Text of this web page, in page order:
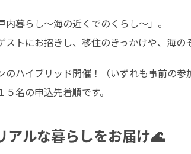
暮らし〜海の近くでのくらし〜」。
ストにお招きし、移住のきっかけや、海
のハイブリッド開催！（いずれも事前の参
名の申込先着順です。
アルな暮らしをお届け🌊